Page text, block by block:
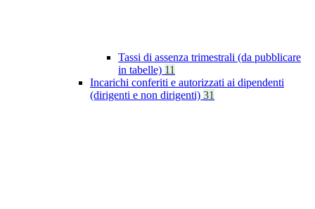
Tassi di assenza trimestrali (da pubblicare
in tabelle) 11
Incarichi conferiti e autorizzati ai dipendenti
(dirigenti e non dirigenti) 31